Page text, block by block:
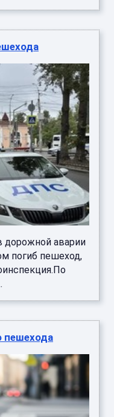
дорожной аварии
погиб пешеход,
пешехода